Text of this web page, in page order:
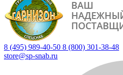
8 (495) 989-40-50 8 (800) 301-38-48
store@sp-snab.ru